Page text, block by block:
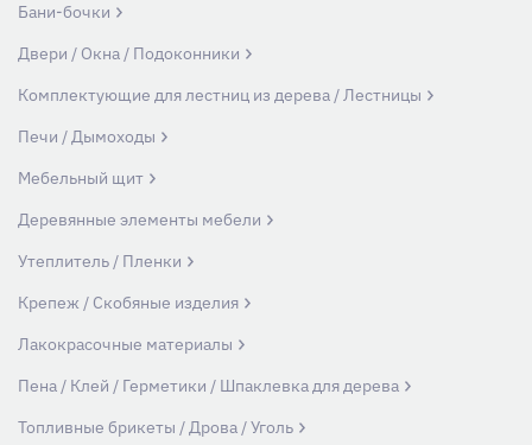
Бани-бочки
Двери / Окна / Подоконники
Комплектующие для лестниц из дерева / Лестницы
Печи / Дымоходы
Мебельный щит
Деревянные элементы мебели
Утеплитель / Пленки
Крепеж / Скобяные изделия
Лакокрасочные материалы
Пена / Клей / Герметики / Шпаклевка для дерева
Топливные брикеты / Дрова / Уголь